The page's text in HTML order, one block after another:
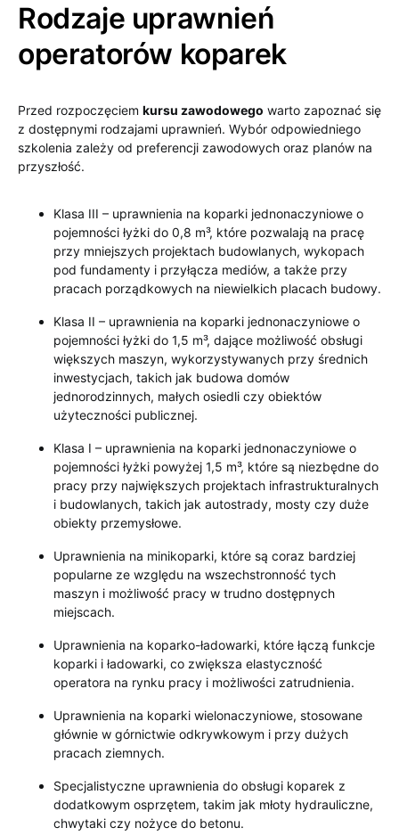
Rodzaje uprawnień
operatorów koparek
Przed rozpoczęciem kursu zawodowego warto zapoznać się
z dostępnymi rodzajami uprawnień. Wybór odpowiedniego
szkolenia zależy od preferencji zawodowych oraz planów na
przyszłość.
Klasa III – uprawnienia na koparki jednonaczyniowe o
pojemności łyżki do 0,8 m³, które pozwalają na pracę
przy mniejszych projektach budowlanych, wykopach
pod fundamenty i przyłącza mediów, a także przy
pracach porządkowych na niewielkich placach budowy.
Klasa II – uprawnienia na koparki jednonaczyniowe o
pojemności łyżki do 1,5 m³, dające możliwość obsługi
większych maszyn, wykorzystywanych przy średnich
inwestycjach, takich jak budowa domów
jednorodzinnych, małych osiedli czy obiektów
użyteczności publicznej.
Klasa I – uprawnienia na koparki jednonaczyniowe o
pojemności łyżki powyżej 1,5 m³, które są niezbędne do
pracy przy największych projektach infrastrukturalnych
i budowlanych, takich jak autostrady, mosty czy duże
obiekty przemysłowe.
Uprawnienia na minikoparki, które są coraz bardziej
popularne ze względu na wszechstronność tych
maszyn i możliwość pracy w trudno dostępnych
miejscach.
Uprawnienia na koparko-ładowarki, które łączą funkcje
koparki i ładowarki, co zwiększa elastyczność
operatora na rynku pracy i możliwości zatrudnienia.
Uprawnienia na koparki wielonaczyniowe, stosowane
głównie w górnictwie odkrywkowym i przy dużych
pracach ziemnych.
Specjalistyczne uprawnienia do obsługi koparek z
dodatkowym osprzętem, takim jak młoty hydrauliczne,
chwytaki czy nożyce do betonu.